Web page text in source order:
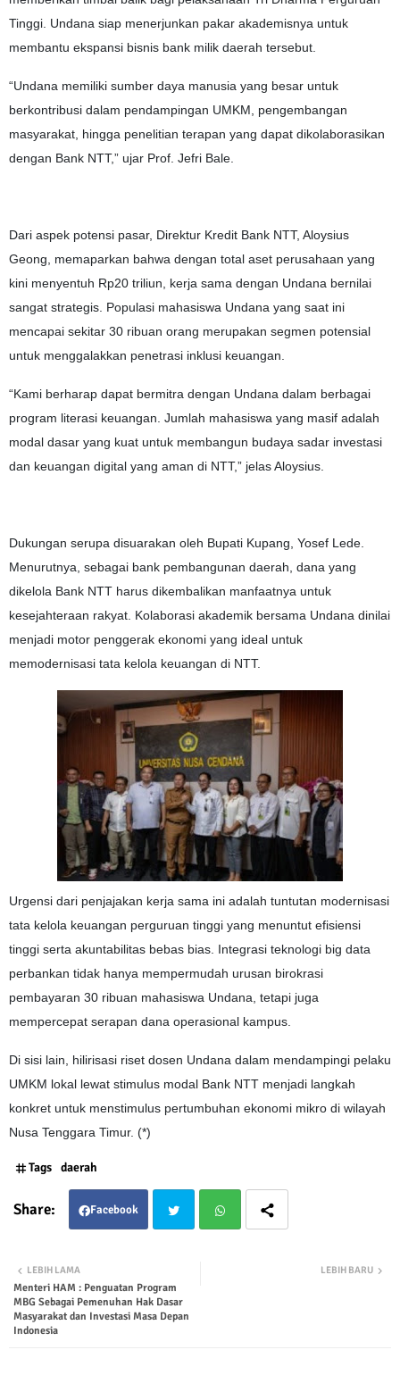
Tinggi. Undana siap menerjunkan pakar akademisnya untuk
membantu ekspansi bisnis bank milik daerah tersebut.
“Undana memiliki sumber daya manusia yang besar untuk
berkontribusi dalam pendampingan UMKM, pengembangan
masyarakat, hingga penelitian terapan yang dapat dikolaborasikan
dengan Bank NTT,” ujar Prof. Jefri Bale.
Dari aspek potensi pasar, Direktur Kredit Bank NTT, Aloysius
Geong, memaparkan bahwa dengan total aset perusahaan yang
kini menyentuh Rp20 triliun, kerja sama dengan Undana bernilai
sangat strategis. Populasi mahasiswa Undana yang saat ini
mencapai sekitar 30 ribuan orang merupakan segmen potensial
untuk menggalakkan penetrasi inklusi keuangan.
“Kami berharap dapat bermitra dengan Undana dalam berbagai
program literasi keuangan. Jumlah mahasiswa yang masif adalah
modal dasar yang kuat untuk membangun budaya sadar investasi
dan keuangan digital yang aman di NTT,” jelas Aloysius.
Dukungan serupa disuarakan oleh Bupati Kupang, Yosef Lede.
Menurutnya, sebagai bank pembangunan daerah, dana yang
dikelola Bank NTT harus dikembalikan manfaatnya untuk
kesejahteraan rakyat. Kolaborasi akademik bersama Undana dinilai
menjadi motor penggerak ekonomi yang ideal untuk
memodernisasi tata kelola keuangan di NTT.
Urgensi dari penjajakan kerja sama ini adalah tuntutan modernisasi
tata kelola keuangan perguruan tinggi yang menuntut efisiensi
tinggi serta akuntabilitas bebas bias. Integrasi teknologi big data
perbankan tidak hanya mempermudah urusan birokrasi
pembayaran 30 ribuan mahasiswa Undana, tetapi juga
mempercepat serapan dana operasional kampus.
Di sisi lain, hilirisasi riset dosen Undana dalam mendampingi pelaku
UMKM lokal lewat stimulus modal Bank NTT menjadi langkah
konkret untuk menstimulus pertumbuhan ekonomi mikro di wilayah
Nusa Tenggara Timur. (*)
Tags daerah
Facebook
ter
LEBIH BARU
LEBIH LAMA
Menteri HAM : Penguatan Program
MBG Sebagai Pemenuhan Hak Dasar
Masyarakat dan Investasi Masa Depan
Indonesia